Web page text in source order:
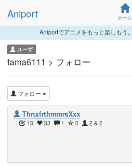
Aniport ホーム
Aniportでアニメをもっと楽しもう。
ユーザ
tama6111 > フォロー
フォロー
ThnxfrthmmrsXxx
13 33 1 0 2 & 2